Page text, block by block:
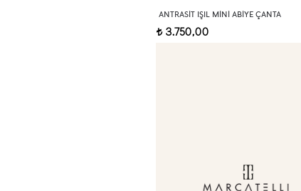
ANTRASIT IŞIL MINI ABIYE ÇANTA
t3.750,00